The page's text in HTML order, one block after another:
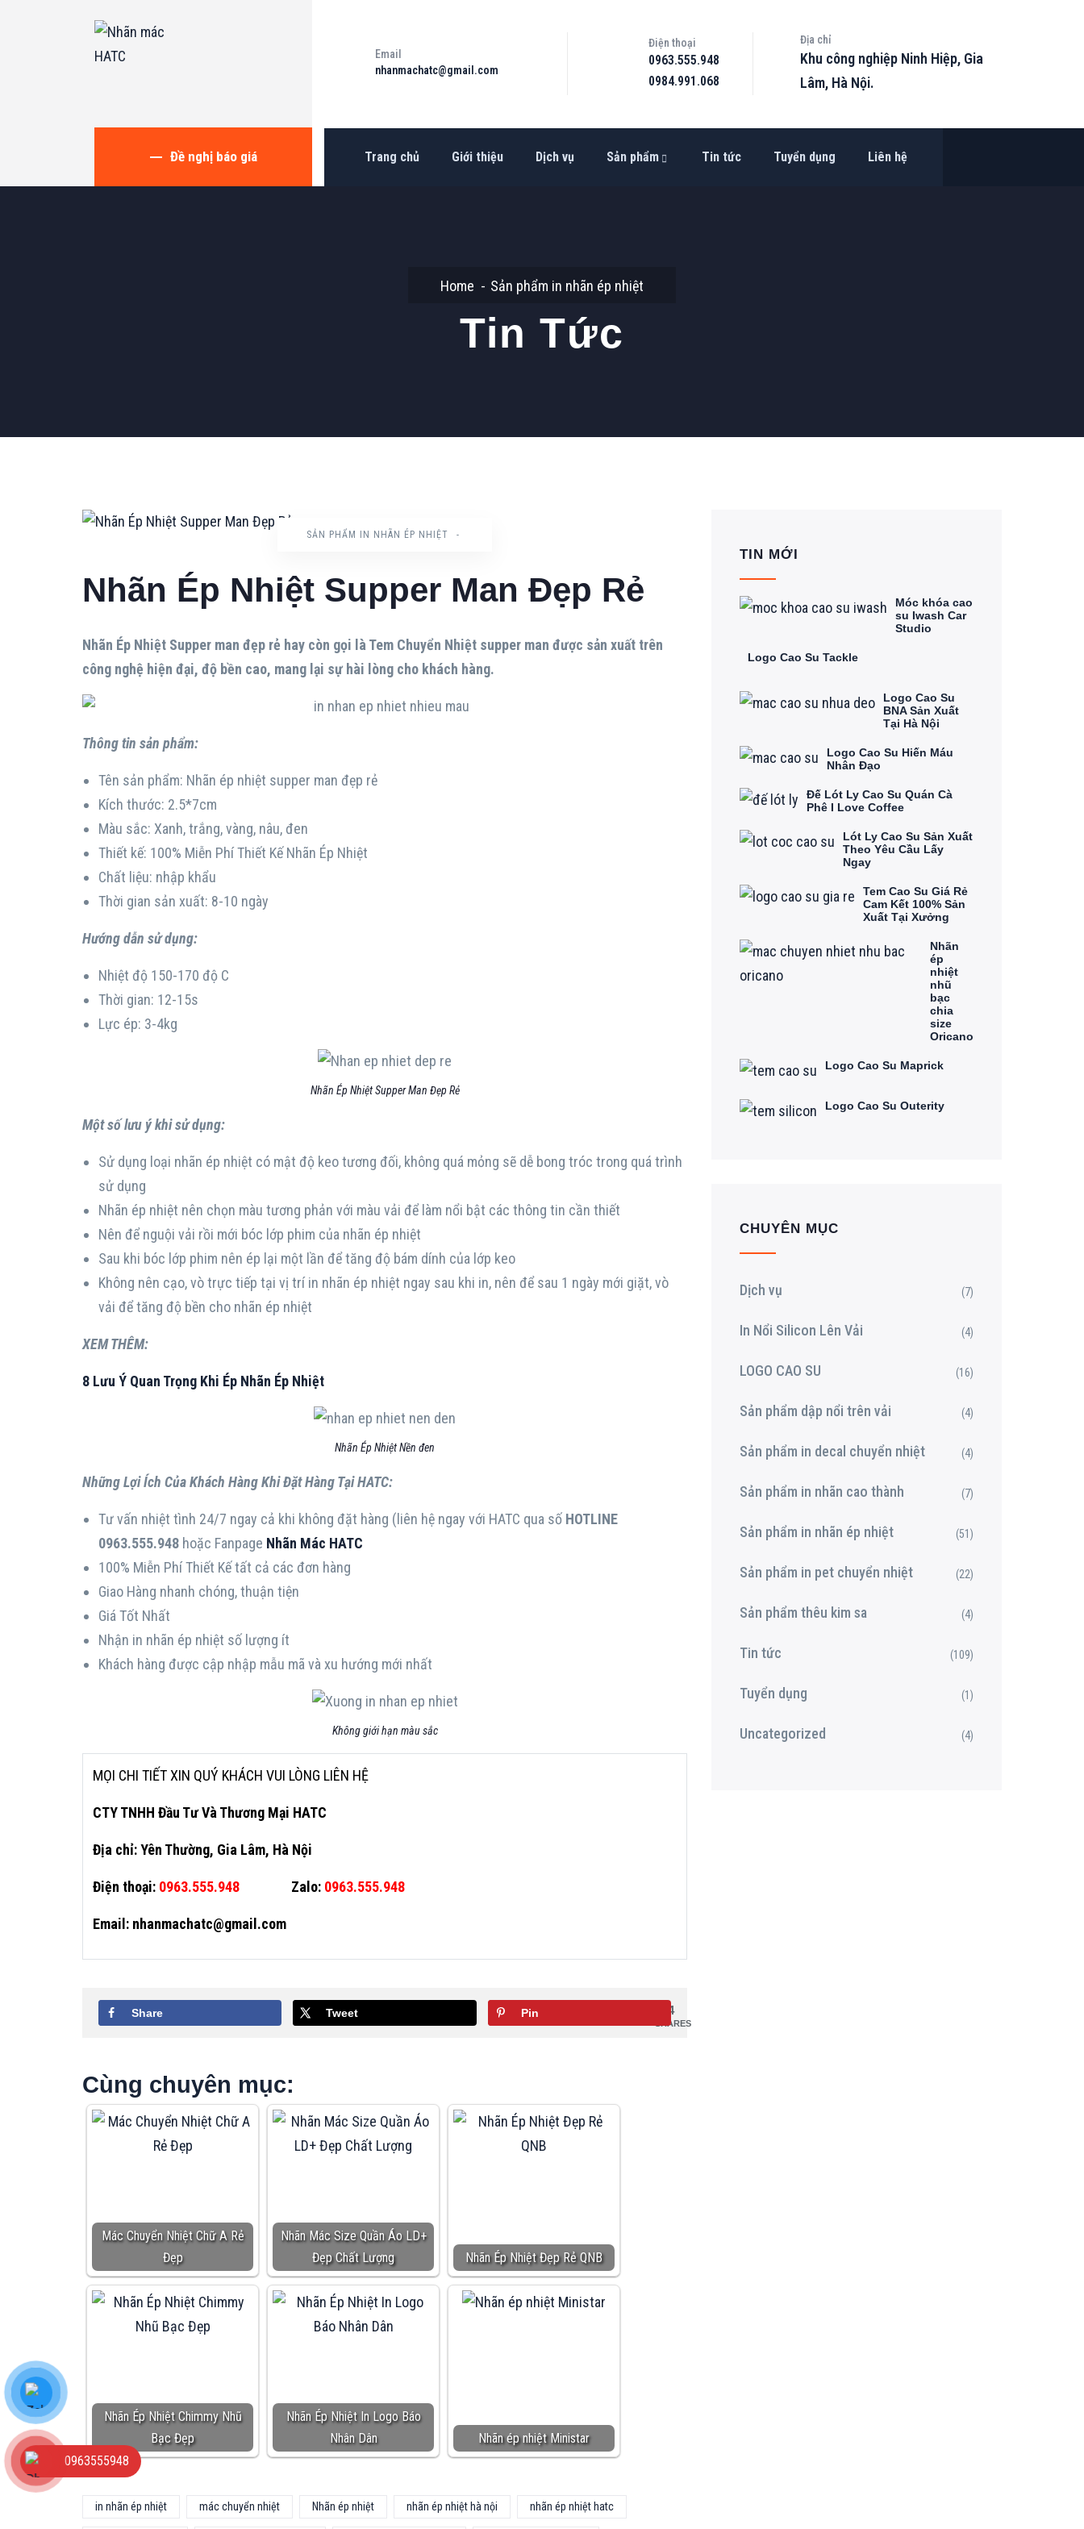
Email
nhanmachatc@gmail.com
Điện thoại
0963.555.948
0984.991.068
Địa chỉ
Khu công nghiệp Ninh Hiệp, Gia
Lâm, Hà Nội.
Đề nghị báo giá Trang chủ Giới thiệu Dịch vụ Sản phẩm Tin tức Tuyển dụng Liên hệ
Home Sản phẩm in nhãn ép nhiệt
Tin Tức
SẢN PHẨM IN NHÃN ÉP NHIỆT -
Nhãn Ép Nhiệt Supper Man Đẹp Rẻ
Nhãn Ép Nhiệt Supper man đẹp rẻ hay còn gọi là Tem Chuyển Nhiệt supper man được sản xuất trên
công nghệ hiện đại, độ bền cao, mang lại sự hài lòng cho khách hàng.
Thông tin sản phẩm:
Tên sản phẩm: Nhãn ép nhiệt supper man đẹp rẻ
Kích thước: 2.5*7cm
Màu sắc: Xanh, trắng, vàng, nâu, đen
Thiết kế: 100% Miễn Phí Thiết Kế Nhãn Ép Nhiệt
Chất liệu: nhập khẩu
Thời gian sản xuất: 8-10 ngày
Hướng dẫn sử dụng:
Nhiệt độ 150-170 độ C
Thời gian: 12-15s
Lực ép: 3-4kg
Nhãn Ép Nhiệt Supper Man Đẹp Rẻ
Một số lưu ý khi sử dụng:
Sử dụng loại nhãn ép nhiệt có mật độ keo tương đối, không quá mỏng sẽ dễ bong tróc trong quá trình
sử dụng
Nhãn ép nhiệt nên chọn màu tương phản với màu vải để làm nổi bật các thông tin cần thiết
Nên để nguội vải rồi mới bóc lớp phim của nhãn ép nhiệt
Sau khi bóc lớp phim nên ép lại một lần để tăng độ bám dính của lớp keo
Không nên cạo, vò trực tiếp tại vị trí in nhãn ép nhiệt ngay sau khi in, nên để sau 1 ngày mới giặt, vò
vải để tăng độ bền cho nhãn ép nhiệt
XEM THÊM:
8 Lưu Ý Quan Trọng Khi Ép Nhãn Ép Nhiệt
Nhãn Ép Nhiệt Nền đen
Những Lợi Ích Của Khách Hàng Khi Đặt Hàng Tại HATC:
Tư vấn nhiệt tình 24/7 ngay cả khi không đặt hàng (liên hệ ngay với HATC qua số HOTLINE
0963.555.948 hoặc Fanpage Nhãn Mác HATC
100% Miễn Phí Thiết Kế tất cả các đơn hàng
Giao Hàng nhanh chóng, thuận tiện
Giá Tốt Nhất
Nhận in nhãn ép nhiệt số lượng ít
Khách hàng được cập nhập mẫu mã và xu hướng mới nhất
Không giới hạn màu sắc
MỌI CHI TIẾT XIN QUÝ KHÁCH VUI LÒNG LIÊN HỆ
CTY TNHH Đầu Tư Và Thương Mại HATC
Địa chỉ: Yên Thường, Gia Lâm, Hà Nội
Điện thoại: 0963.555.948 Zalo: 0963.555.948
Email: nhanmachatc@gmail.com
4
SHARES
Share Tweet Pin
Cùng chuyên mục:
Mác Chuyển Nhiệt Chữ A Rẻ
Đẹp
Nhãn Mác Size Quần Áo LD+
Đẹp Chất Lượng
Nhãn Ép Nhiệt Đẹp Rẻ QNB
Nhãn Ép Nhiệt Chimmy Nhũ
Bạc Đẹp
Nhãn Ép Nhiệt In Logo Báo
Nhân Dân
Nhãn ép nhiệt Ministar
in nhãn ép nhiệt mác chuyển nhiệt Nhãn ép nhiệt nhãn ép nhiệt hà nội nhãn ép nhiệt hatc
TIN MỚI
Móc khóa cao
su Iwash Car
Studio
Logo Cao Su Tackle
Logo Cao Su
BNA Sản Xuất
Tại Hà Nội
Logo Cao Su Hiến Máu
Nhân Đạo
Đế Lót Ly Cao Su Quán Cà
Phê I Love Coffee
Lót Ly Cao Su Sản Xuất
Theo Yêu Cầu Lấy
Ngay
Tem Cao Su Giá Rẻ
Cam Kết 100% Sản
Xuất Tại Xưởng
Nhãn
ép
nhiệt
nhũ
bạc
chia
size
Oricano
Logo Cao Su Maprick
Logo Cao Su Outerity
CHUYÊN MỤC
Dịch vụ (7)
In Nổi Silicon Lên Vải (4)
LOGO CAO SU (16)
Sản phẩm dập nổi trên vải (4)
Sản phẩm in decal chuyển nhiệt (4)
Sản phẩm in nhãn cao thành (7)
Sản phẩm in nhãn ép nhiệt (51)
Sản phẩm in pet chuyển nhiệt (22)
Sản phẩm thêu kim sa (4)
Tin tức (109)
Tuyển dụng (1)
Uncategorized (4)
0963555948